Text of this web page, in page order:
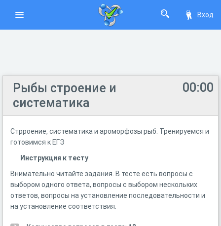
Вход
00:00
Рыбы строение и
систематика
Стрроение, систематика и ароморфозы рыб. Тренируемся и
готовимся к ЕГЭ
Инструкция к тесту
Внимательно читайте задания. В тесте есть вопросы с
выбором одного ответа, вопросы с выбором нескольких
ответов, вопросы на установление последовательности и
на установление соответствия.